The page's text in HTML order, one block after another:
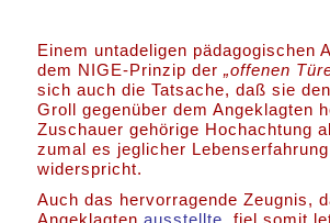
Einem untadeligen pädagogischen
dem NIGE-Prinzip der„offenen
sich auch die Tatsache, daß sie
Groll gegenüber dem Angeklagten
Zuschauer gehörige Hochachtung
zumal es jeglicher
widerspricht.
Auch das hervorragende Zeugnis,